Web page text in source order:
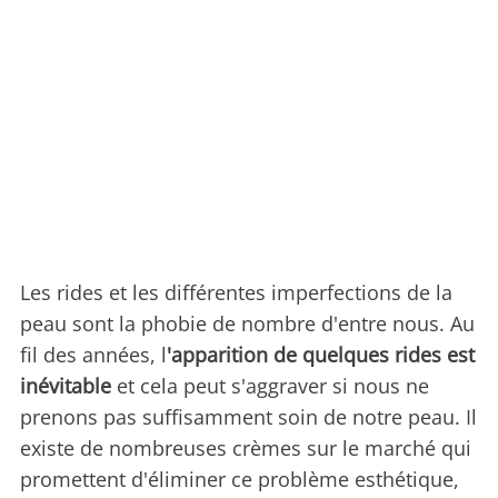
Les rides et les différentes imperfections de la
peau sont la phobie de nombre d'entre nous. Au
fil des années, l'apparition de quelques rides est
inévitable et cela peut s'aggraver si nous ne
prenons pas suffisamment soin de notre peau. Il
existe de nombreuses crèmes sur le marché qui
promettent d'éliminer ce problème esthétique,